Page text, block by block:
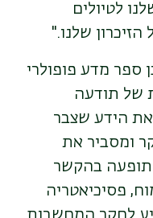
לטיולים
שלנו."
ספר מדע פופולרי
של תודעה
את הידע שצבר
ומסביר את
בהקשר
פסיכיאטריה